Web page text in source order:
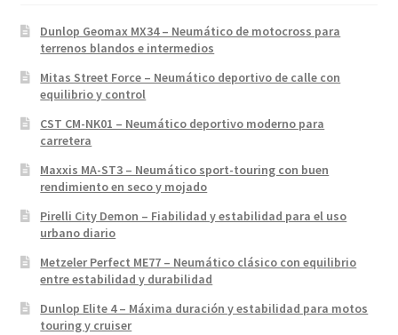
Dunlop Geomax MX34 – Neumático de motocross para
terrenos blandos e intermedios
Mitas Street Force – Neumático deportivo de calle con
equilibrio y control
CST CM-NK01 – Neumático deportivo moderno para
carretera
Maxxis MA-ST3 – Neumático sport-touring con buen
rendimiento en seco y mojado
Pirelli City Demon – Fiabilidad y estabilidad para el uso
urbano diario
Metzeler Perfect ME77 – Neumático clásico con equilibrio
entre estabilidad y durabilidad
Dunlop Elite 4 – Máxima duración y estabilidad para motos
touring y cruiser